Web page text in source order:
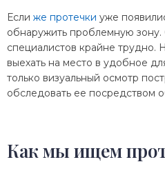
Если же протечки уже
обнаружить проблемную
специалистов крайне трудно.
выехать на место в удобное
только визуальный осмотр
обследовать ее посредством
Как мы ищем